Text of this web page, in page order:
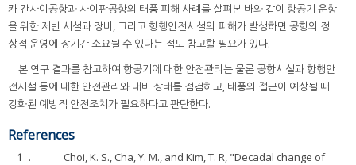
카 간사이공항과 사이판공항의 태풍 피해 사례를 살펴본 바와 같이 항공기 운항
을 위한 제반 시설과 장비, 그리고 항행안전시설의 피해가 발생하면 공항의 정
상적 운영에 장기간 소요될 수 있다는 점도 참고할 필요가 있다.
본 연구 결과를 참고하여 항공기에 대한 안전관리는 물론 공항시설과 항행안
전시설 등에 대한 안전관리와 대비 상태를 점검하고, 태풍의 접근이 예상될 때
강화된 예방적 안전조치가 필요하다고 판단한다.
References
1 .
Choi, K. S., Cha, Y. M., and Kim, T. R, "Decadal change of